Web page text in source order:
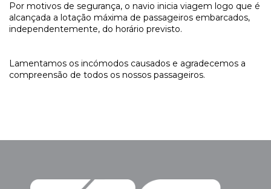
Por motivos de segurança, o navio inicia viagem logo que é
alcançada a lotação máxima de passageiros embarcados,
independentemente, do horário previsto.
Lamentamos os incómodos causados e agradecemos a
compreensão de todos os nossos passageiros.